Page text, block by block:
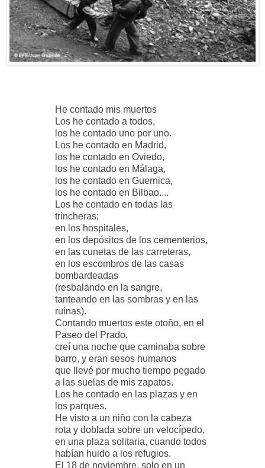
He contado mis muertos
Los he contado a todos,
los he contado uno por uno.
Los he contado en Madrid,
los he contado en Oviedo,
los he contado en Málaga,
los he contado en Guernica,
los he contado en Bilbao....
Los he contado en todas las
trincheras;
en los hospitales,
en los depósitos de los cementerios,
en las cunetas de las carreteras,
en los escombros de las casas
bombardeadas
(resbalando en la sangre,
tanteando en las sombras y en las
ruinas).
Contando muertos este otoño, en el
Paseo del Prado,
creí una noche que caminaba sobre
barro, y eran sesos humanos
que llevé por mucho tiempo pegado
a las suelas de mis zapatos.
Los he contado en las plazas y en
los parques.
He visto a un niño con la cabeza
rota y doblada sobre un velocípedo,
en una plaza solitaria, cuando todos
habían huido a los refugios.
El 18 de noviembre, solo en un